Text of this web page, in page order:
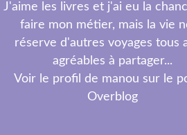
J'aime les livres et j'ai eu la
faire mon métier, mais la vie
réserve d'autres voyages tous
agréables à partager...
Voir le profil de manou sur le
Overblog